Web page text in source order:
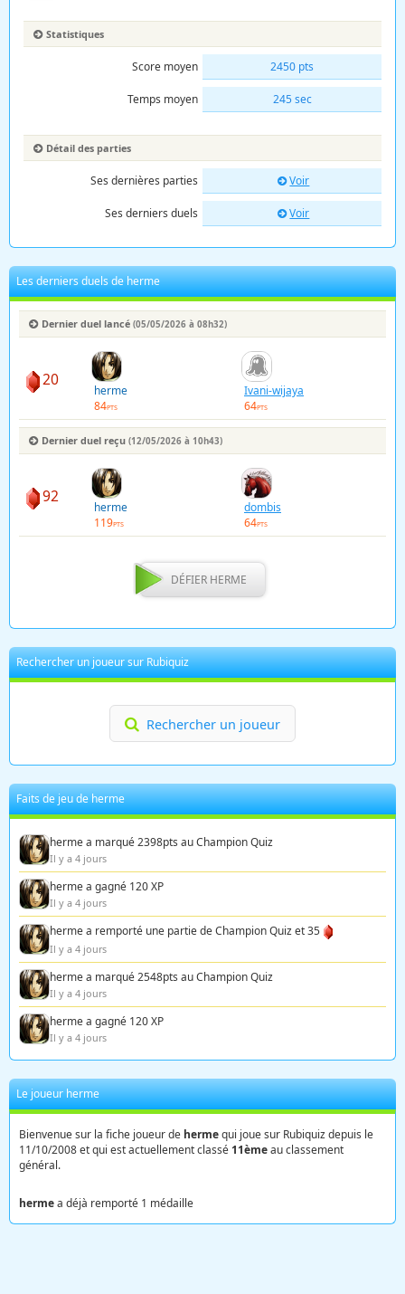
Statistiques
Score moyen 2450 pts
Temps moyen 245 sec
Détail des parties
Ses dernières parties Voir
Ses derniers duels Voir
Les derniers duels de herme
Dernier duel lancé (05/05/2026 à 08h32)
20
herme
84PTS
Ivani-wijaya
64PTS
Dernier duel reçu (12/05/2026 à 10h43)
92
herme
119PTS
dombis
64PTS
DÉFIER HERME
Rechercher un joueur sur Rubiquiz
Rechercher un joueur
Faits de jeu de herme
herme a marqué 2398pts au Champion Quiz
Il y a 4 jours
herme a gagné 120 XP
Il y a 4 jours
herme a remporté une partie de Champion Quiz et 35
Il y a 4 jours
herme a marqué 2548pts au Champion Quiz
Il y a 4 jours
herme a gagné 120 XP
Il y a 4 jours
Le joueur herme
Bienvenue sur la fiche joueur de hermequi joue sur Rubiquiz depuis le
11/10/2008 et qui est actuellement classé 11èmeau classement
général.
hermea déjà remporté 1 médaille